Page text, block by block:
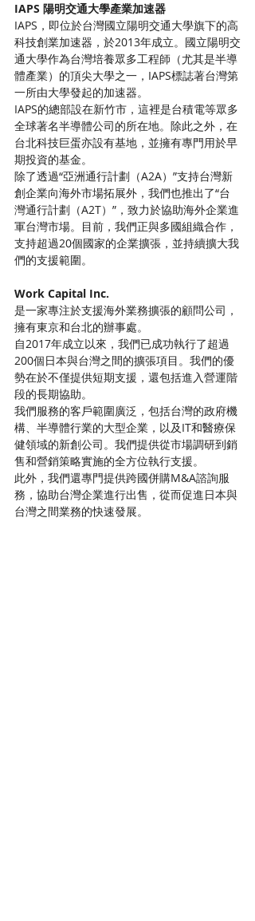
IAPS 陽明交通大學產業加速器
IAPS，即位於台灣國立陽明交通大學旗下的高
科技創業加速器，於2013年成立。國立陽明交
通大學作為台灣培養眾多工程師（尤其是半導
體產業）的頂尖大學之一，IAPS標誌著台灣第
一所由大學發起的加速器。
IAPS的總部設在新竹市，這裡是台積電等眾多
全球著名半導體公司的所在地。除此之外，在
台北科技巨蛋亦設有基地，並擁有專門用於早
期投資的基金。
除了透過“亞洲通行計劃（A2A）”支持台灣新
創企業向海外市場拓展外，我們也推出了“台
灣通行計劃（A2T）”，致力於協助海外企業進
軍台灣市場。目前，我們正與多國組織合作，
支持超過20個國家的企業擴張，並持續擴大我
們的支援範圍。
Work Capital Inc.
是一家專注於支援海外業務擴張的顧問公司，
擁有東京和台北的辦事處。
自2017年成立以來，我們已成功執行了超過
200個日本與台灣之間的擴張項目。我們的優
勢在於不僅提供短期支援，還包括進入營運階
段的長期協助。
我們服務的客戶範圍廣泛，包括台灣的政府機
構、半導體行業的大型企業，以及IT和醫療保
健領域的新創公司。我們提供從市場調研到銷
售和營銷策略實施的全方位執行支援。
此外，我們還專門提供跨國併購M&A諮詢服
務，協助台灣企業進行出售，從而促進日本與
台灣之間業務的快速發展。